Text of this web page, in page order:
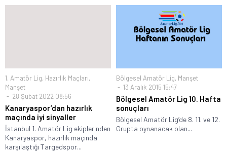
1. Amatör Lig, Hazırlık Maçları,
Manşet
28 Şubat 2022 08:56
Kanaryaspor’dan hazırlık
maçında iyi sinyaller
İstanbul 1. Amatör Lig ekiplerinden
Kanaryaspor, hazırlık maçında
karşılaştığı Targedspor...
Bölgesel Amatör Lig, Manşet
13 Aralık 2015 15:47
Bölgesel Amatör Lig 10. Hafta
sonuçları
Bölgesel Amatör Lig’de 8. 11. ve 12.
Grupta oynanacak olan...